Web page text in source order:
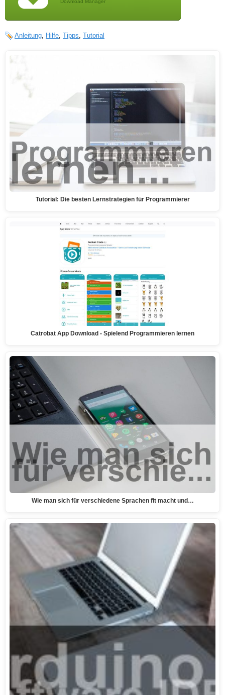
Anleitung Hilfe Tipps Tutorial
Tutorial: Die besten Lernstrategien für Programmierer
Catrobat App Download - Spielend Programmieren lernen
Wie man sich für verschiedene Sprachen fit macht und…